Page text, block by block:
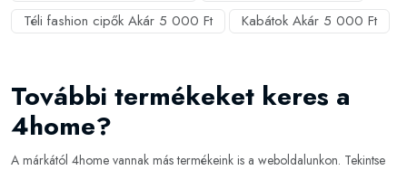
Téli fashion cipők Akár 5 000 Ft
Kabátok Akár 5 000 Ft
További termékeket keres a
4home?
A márkától 4home vannak más termékeink is a weboldalunkon. Tekintse